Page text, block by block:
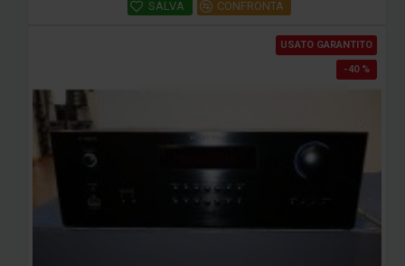
SALVA CONFRONTA
USATO GARANTITO
-40 %